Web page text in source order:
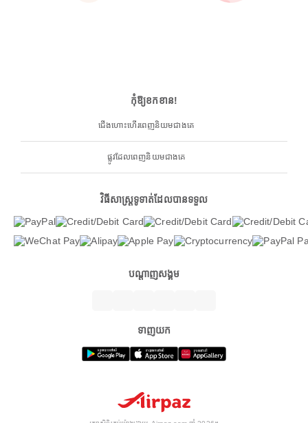
កុំឱ្យខកខាន!
ជើងហោះហើរពេញនិយមជាងគេ
ផ្លូវដែលពេញនិយមជាងគេ
វិធីសាស្ត្រទូទាត់ដែលបានទទួល
បណ្តាញសង្គម
ទាញយក